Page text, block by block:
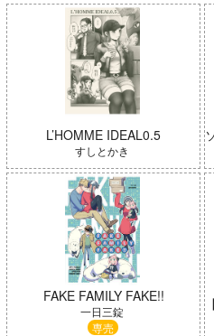
帝国機神ヴォルカミオン 2
「魔法少女リリカルなのは EX
CEEDS Gun Blaze Vengeanc
e」オープニングテーマ CRIM
「
ラ
「ポケモン feat. 初音ミク VO
LTAGE Live！」Blu-ray特装
盤
L’HOMME IDEAL0.5
すしとかき
FAKE FAMILY FAKE!!
一日三錠
専売